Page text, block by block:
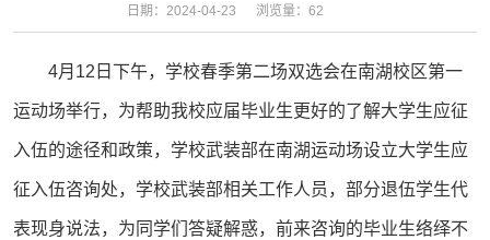
日期：2024-04-23 浏览量：62
4月12日下午，学校春季第二场双选会在南湖校区第一
运动场举行，为帮助我校应届毕业生更好的了解大学生应征
入伍的途径和政策，学校武装部在南湖运动场设立大学生应
征入伍咨询处，学校武装部相关工作人员，部分退伍学生代
表现身说法，为同学们答疑解惑，前来咨询的毕业生络绎不